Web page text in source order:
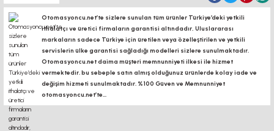
Otomasyoncu.net’te sizlere sunulan tüm ürünler Türkiye’deki yetkili
ithalatçı ve üretici firmaların garantisi altındadır, Uluslararası
markaların sadece Türkiye için üretilen veya özelleştirilen ve yetkili
servislerin ülke garantisi sağladığı modelleri sizlere sunulmaktadır.
Otomasyoncu.net daima müşteri memnunniyeti ilkesi ile hizmet
vermektedir. bu sebeple satın almış olduğunuz ürünlerde kolay iade ve
değişim hizmeti sunulmaktadır. %100 Güven ve Memnunniyet
otomasyoncu.net’te...